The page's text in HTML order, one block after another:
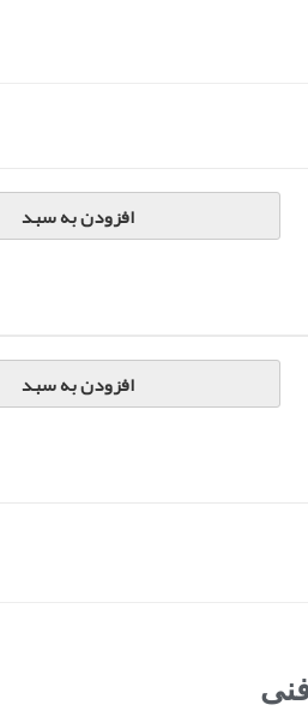
افزودن به سبد
افزودن به سبد